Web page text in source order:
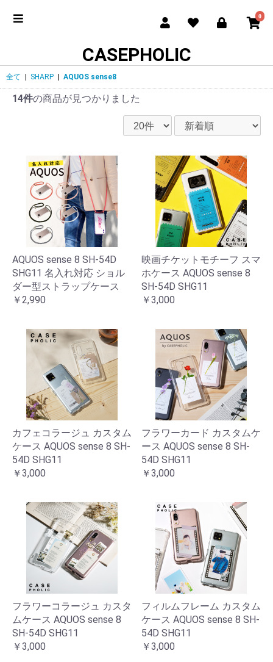
0
CASEPHOLIC
全て | SHARP | AQUOS sense8
14件の商品が見つかりました
AQUOS sense 8 SH-54D
SHG11 名入れ対応 ショル
ダー型ストラップケース
￥2,990
映画チケットモチーフ スマ
ホケース AQUOS sense 8
SH-54D SHG11
￥3,000
カフェコラージュ カスタム
ケース AQUOS sense 8 SH-
54D SHG11
￥3,000
フラワーカード カスタムケ
ース AQUOS sense 8 SH-
54D SHG11
￥3,000
フラワーコラージュ カスタ
ムケース AQUOS sense 8
SH-54D SHG11
￥3,000
フィルムフレーム カスタム
ケース AQUOS sense 8 SH-
54D SHG11
￥3,000